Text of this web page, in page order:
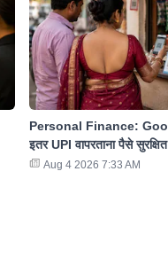
Personal Finance:
इतर UPI वापरताना पैसे सुरक्षित
Aug 4 2026 7:33 AM